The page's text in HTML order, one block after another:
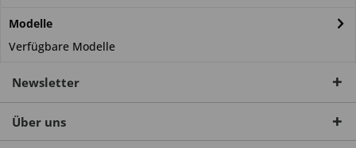
Modelle
Verfügbare Modelle
Newsletter
Über uns